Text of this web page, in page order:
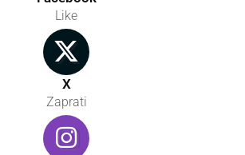
Like
X
Zaprati